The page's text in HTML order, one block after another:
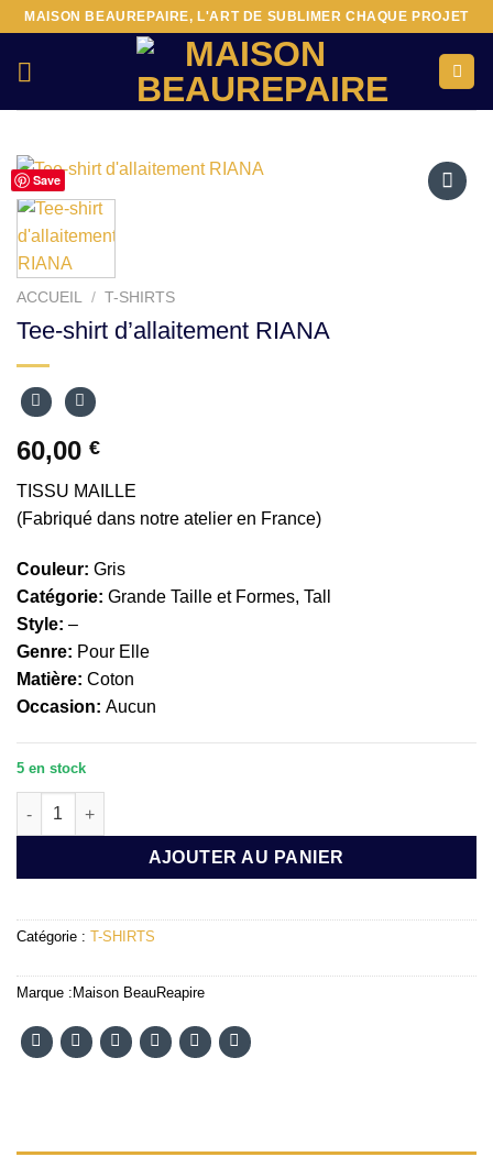
Passer
contenu
MAISON BEAUREPAIRE, L'ART DE SUBLIMER CHAQUE PROJET
Save
ACCUEIL / T-SHIRTS
Tee-shirt d’allaitement RIANA
60,00 €
TISSU MAILLE
(Fabriqué dans notre atelier en France)
Couleur: Gris
Catégorie: Grande Taille et Formes, Tall
Style: –
Genre: Pour Elle
Matière: Coton
Occasion: Aucun
5 en stock
quantité de Tee-shirt d'allaitement RIANA
AJOUTER AU PANIER
Catégorie : T-SHIRTS
Marque : Maison BeauReapire